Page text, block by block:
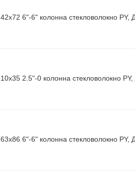
42х72 6"-6" колонна стекловолокно
10х35 2.5"-0 колонна стекловолокно
63х86 6"-6" колонна стекловолокно PY,